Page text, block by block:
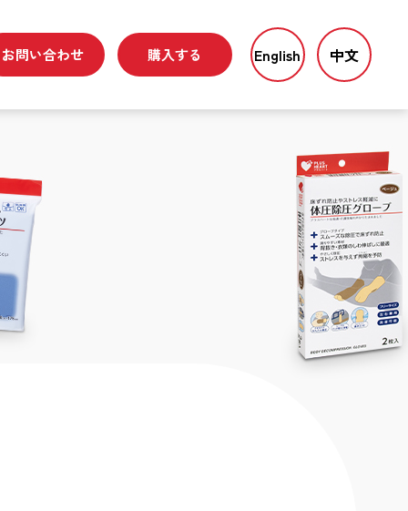
お問い合わせ 購入する English 中文